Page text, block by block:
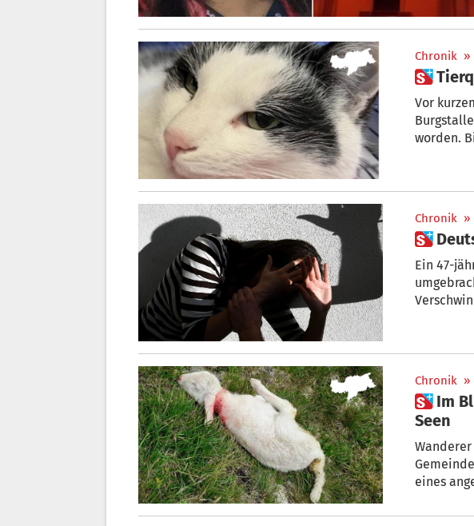
Chronik »

Vor
worden.
Chronik »

Ein 47-
Chronik »
 Im Blutrausch: Angeleinter Hund tötet Lämmchen bei Spronser
Seen
eines